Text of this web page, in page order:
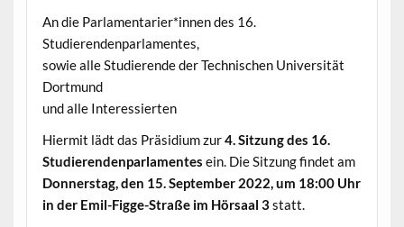
An die Parlamentarier*innen des 16.
Studierendenparlamentes,
sowie alle Studierende der Technischen Universität
Dortmund
und alle Interessierten
Hiermit lädt das Präsidium zur4. Sitzung des 16.
Studierendenparlamentes ein. Die Sitzung findet am
Donnerstag, den 15. September 2022, um 18:00 Uhr
in der Emil-Figge-Straße im Hörsaal 3statt.